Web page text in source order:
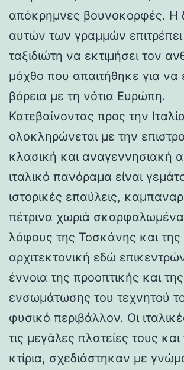
απόκρημνες βουνοκορφές. Η
αυτών των γραμμών
ταξιδιώτη να εκτιμήσει τον
μόχθο που απαιτήθηκε για να
βόρεια με τη νότια Ευρώπη.
Κατεβαίνοντας προς την
ολοκληρώνεται με την
κλασική και αναγεννησιακή
ιταλικό πανόραμα είναι
ιστορικές επαύλεις,
πέτρινα χωριά
λόφους της Τοσκάνης και
αρχιτεκτονική εδώ
έννοια της προοπτικής και της
ενσωμάτωσης του τεχνητού
φυσικό περιβάλλον. Οι
τις μεγάλες πλατείες τους
κτίρια, σχεδιάστηκαν με